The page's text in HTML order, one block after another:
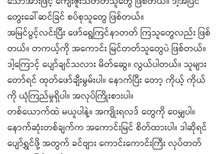
တွေးခေါ်ဆင်ခြင် စပ်စုသူတွေ ဖြစ်တယ်။
အမြင်ပွင့်လင်းပြီး ဖော်ရွေကြင်နာတတ် ကြသူတွေလည်း ဖြစ်
တယ်။ တကယ့်ကို အကောင်း မြင်တတ်သူတွေပဲ ဖြစ်တယ်။
ဒါ့ကြောင့် ပျော်ချင်သလား မိတ်ဆွေ။ လွယ်ပါတယ်။ သူများ
တော်ရင် ထုတ်ဖော်ချီးမွမ်းပါ။ နောက်ပြီး တော့ ကိုယ့် ကိုယ်
ကို ယုံကြည်မှုရှိပါ။ အလုပ်ကြိုးစားပါ။
တစ်ယောက်ထဲ မယူပါနဲ့။ အကျိုးရလဒ် တွေကို ဝေမျှပါ။
နောက်ဆုံးတစ်ချက်က အကောင်းမြင် စိတ်ထားပါ။ ဒါဆိုရင်
ပျော်ရွှင်ဖို့ အတွက် ခင်ဗျား ကောင်းကောင်းကြီး လုပ်တတ်